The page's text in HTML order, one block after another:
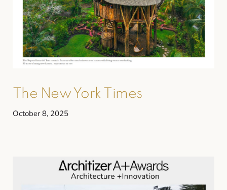
The New York Times
October 8, 2025